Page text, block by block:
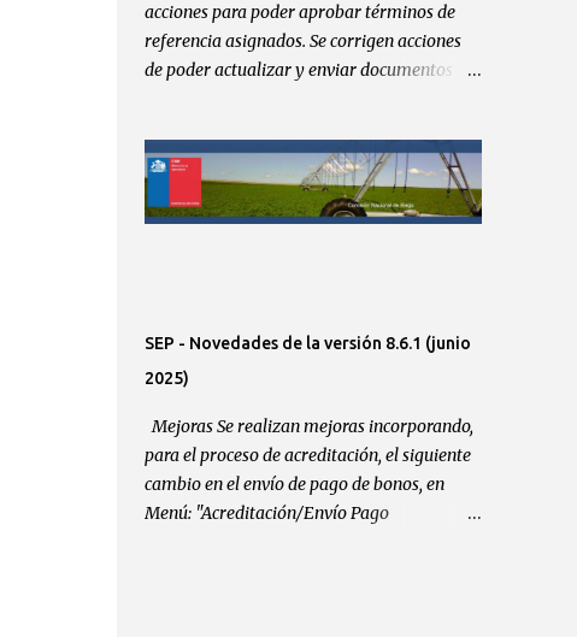
acciones para poder aprobar términos de
referencia asignados. Se corrigen acciones
de poder actualizar y enviar documentos
División), profesionales de gestión,
coordinador de contratos, secretaria. Enlaces
sprints:
SEP - Novedades de la versión 8.6.1 (junio
2025)
Mejoras Se realizan mejoras incorporando,
para el proceso de acreditación, el siguiente
cambio en el envío de pago de bonos, en
Menú: "Acreditación/Envío Pago